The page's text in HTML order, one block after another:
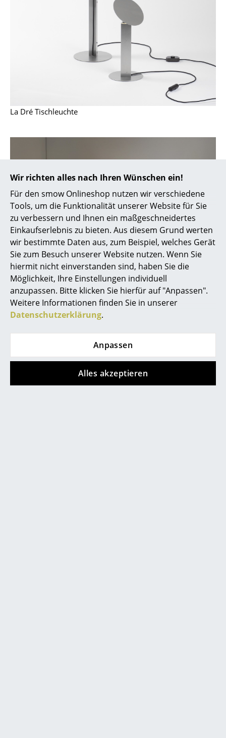
Wir richten alles nach Ihren Wünschen ein!
Für den smow Onlineshop nutzen wir verschiedene
Tools, um die Funktionalität unserer Website für Sie
zu verbessern und Ihnen ein maßgeschneidertes
Einkaufserlebnis zu bieten. Aus diesem Grund werten
wir bestimmte Daten aus, zum Beispiel, welches Gerät
Sie zum Besuch unserer Website nutzen. Wenn Sie
hiermit nicht einverstanden sind, haben Sie die
Möglichkeit, Ihre Einstellungen individuell
anzupassen. Bitte klicken Sie hierfür auf "Anpassen".
Weitere Informationen finden Sie in unserer
Datenschutzerklärung.
Anpassen
Alles akzeptieren
Outdoor-Leuchten
Betten
Stapelbetten
Kinderbetten
Nachttische & Bettzubehör
... alle Betten
Accessoires
Uhren
Spiegel
Figuren & Miniaturen
Tabletts
La Dré Tischleuchte